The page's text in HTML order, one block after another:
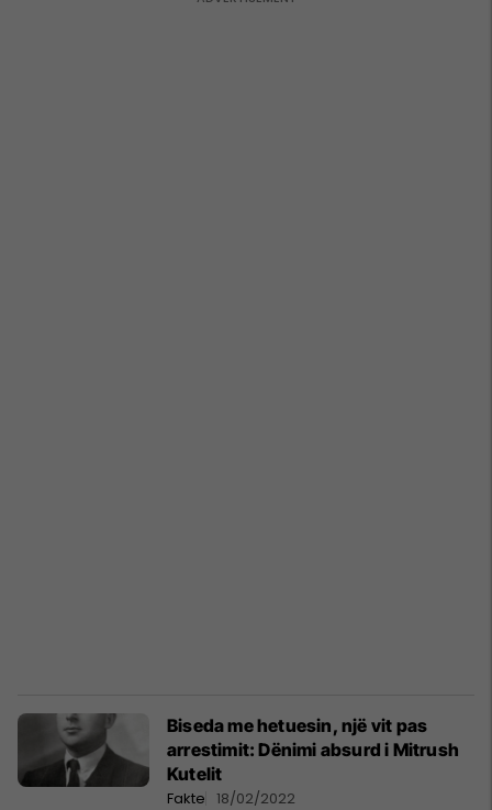
Biseda me hetuesin, një vit pas
arrestimit: Dënimi absurd i Mitrush
Kutelit
Fakte 18/02/2022